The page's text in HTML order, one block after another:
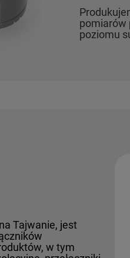
Produkujemy
pomiarów
poziomu
Tajwanie, jest
w tym